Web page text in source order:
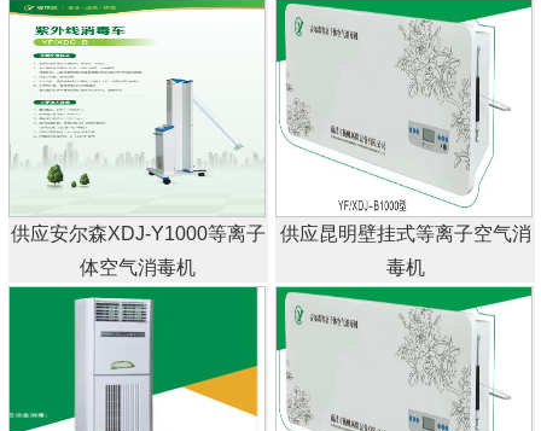
供应安尔森XDJ-Y1000等离子
体空气消毒机
供应昆明壁挂式等离子空气消
毒机